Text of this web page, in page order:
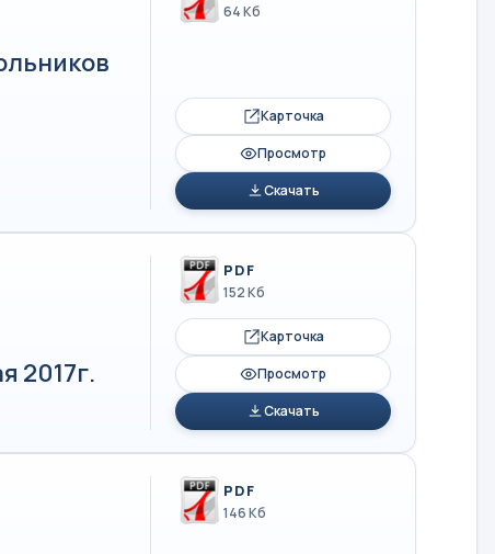
64 Кб
Карточка
Просмотр
Скачать
2017г.
PDF
152 Кб
Карточка
Просмотр
Скачать
PDF
146 Кб